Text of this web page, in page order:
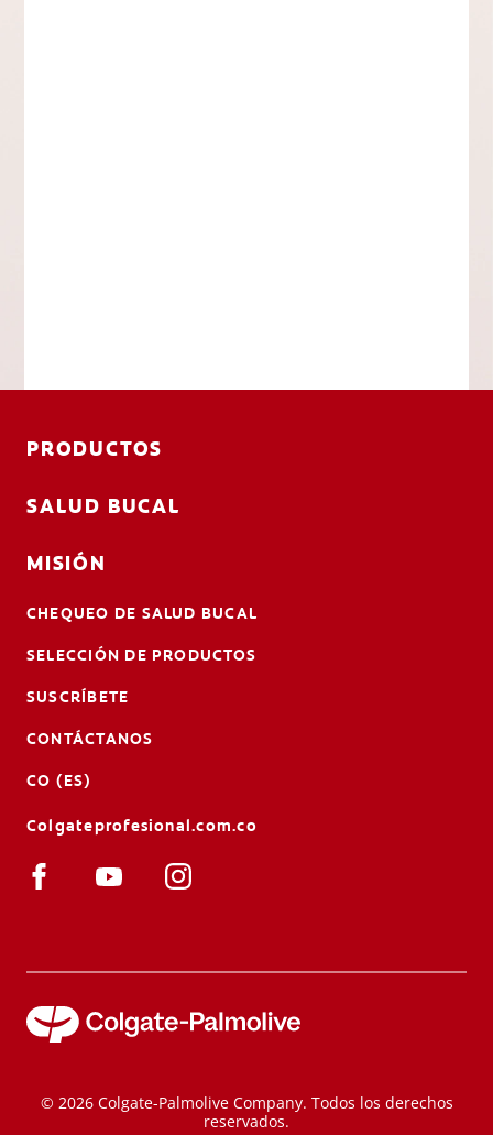
PRODUCTOS
SALUD BUCAL
MISIÓN
CHEQUEO DE SALUD BUCAL
SELECCIÓN DE PRODUCTOS
SUSCRÍBETE
CONTÁCTANOS
CO (ES)
Colgateprofesional.com.co
© 2026 Colgate-Palmolive Company. Todos los derechos
reservados.